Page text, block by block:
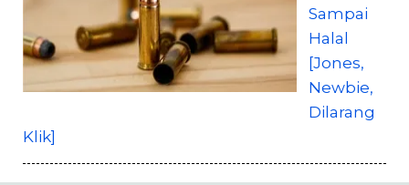
Sampai
Halal
[Jones,
Newbie,
Dilarang
Klik]